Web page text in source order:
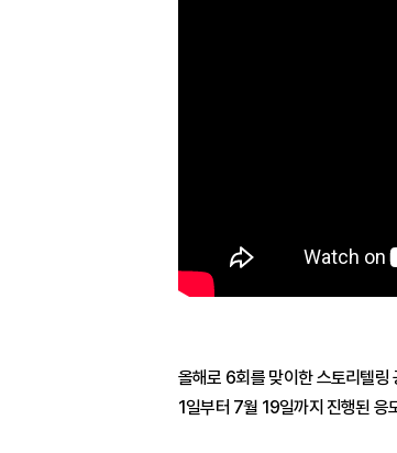
올해로 6회를 맞이한 스토리텔링
1일부터 7월 19일까지 진행된 응